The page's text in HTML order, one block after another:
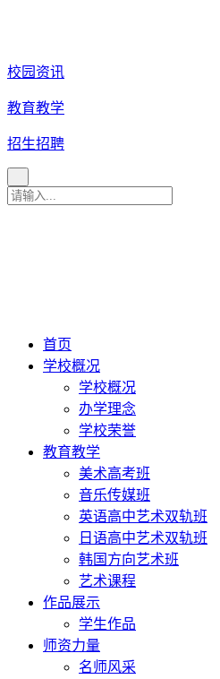
校园资讯
教育教学
招生招聘
首页
学校概况
学校概况
办学理念
学校荣誉
教育教学
美术高考班
音乐传媒班
英语高中艺术双轨班
日语高中艺术双轨班
韩国方向艺术班
艺术课程
作品展示
学生作品
师资力量
名师风采